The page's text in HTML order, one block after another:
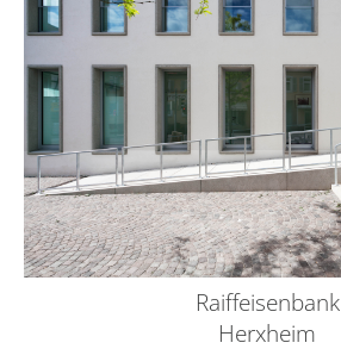
Raiffeisenbank
Herxheim